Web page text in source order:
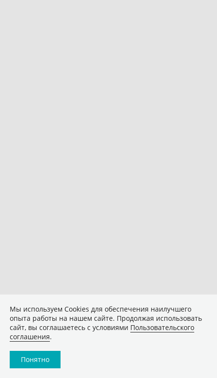
Мы используем Сookies для обеспечения наилучшего
опыта работы на нашем сайте. Продолжая использовать
сайт, вы соглашаетесь с условиями Пользовательского
соглашения.
Понятно